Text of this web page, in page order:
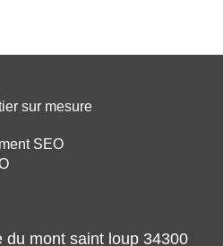
sur mesure
SEO
du mont saint loup 34300